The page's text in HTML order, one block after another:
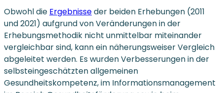
Obwohl die Ergebnisseder beiden Erhebungen (2011
und 2021) aufgrund von Veränderungen in der
Erhebungsmethodik nicht unmittelbar miteinander
vergleichbar sind, kann ein näherungsweiser Vergleich
abgeleitet werden. Es wurden Verbesserungen in der
selbsteingeschätzten allgemeinen
Gesundheitskompetenz, im Informationsmanagement